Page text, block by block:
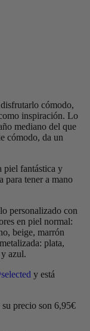
cómodo,
inspiración. Lo
mediano del que
cómodo, da un
piel fantástica y
para tener a mano
personalizado con
en piel normal:
beige, marrón
plata,
azul.
y está
su precio son 6,95€